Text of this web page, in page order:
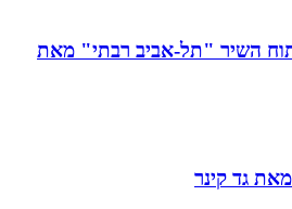
השיר "תל-אביב רבתי" מאת
גד קינר